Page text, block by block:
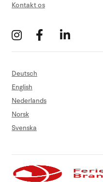
Kontakt os
Deutsch
English
Nederlands
Norsk
Svenska